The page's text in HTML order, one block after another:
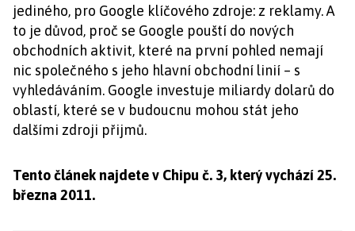
jediného, pro Google klíčového zdroje: z reklamy. A
to je důvod, proč se Google pouští do nových
obchodních aktivit, které na první pohled nemají
nic společného s jeho hlavní obchodní linií – s
vyhledáváním. Google investuje miliardy dolarů do
oblastí, které se v budoucnu mohou stát jeho
dalšími zdroji přijmů.
Tento článek najdete v Chipu č. 3, který vychází 25.
března 2011.